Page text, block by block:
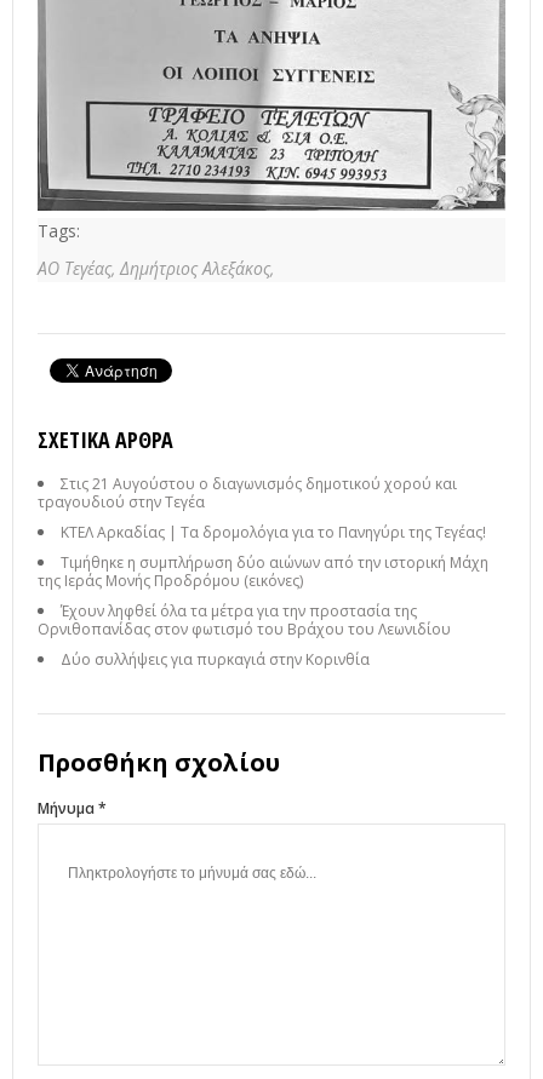
Tags:
ΑΟ Τεγέας, Δημήτριος Αλεξάκος,
ΣΧΕΤΙΚΆ ΆΡΘΡΑ
Στις 21 Αυγούστου ο διαγωνισμός δημοτικού χορού και
τραγουδιού στην Τεγέα
ΚΤΕΛ Αρκαδίας | Τα δρομολόγια για το Πανηγύρι της Τεγέας!
Τιμήθηκε η συμπλήρωση δύο αιώνων από την ιστορική Μάχη
της Ιεράς Μονής Προδρόμου (εικόνες)
Έχουν ληφθεί όλα τα μέτρα για την προστασία της
Ορνιθοπανίδας στον φωτισμό του Βράχου του Λεωνιδίου
Δύο συλλήψεις για πυρκαγιά στην Κορινθία
Προσθήκη σχολίου
Μήνυμα *